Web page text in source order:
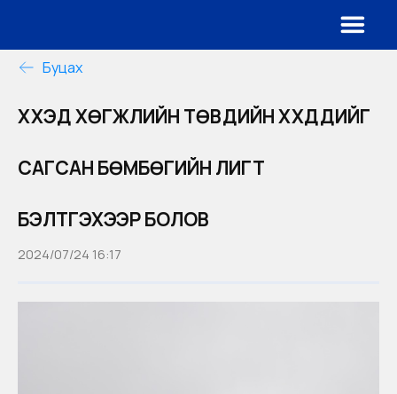
Буцах
ХҮҮХЭД ХӨГЖЛИЙН ТӨВҮҮДИЙН ХҮҮХДҮҮДИЙГ
САГСАН БӨМБӨГИЙН ЛИГТ
БЭЛТГЭХЭЭР БОЛОВ
2024/07/24 16:17